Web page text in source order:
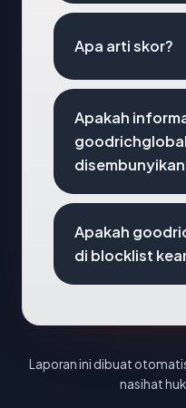
Apa arti skor?
Apakah
Apakah
di blocklist
Laporan ini dibuat
nasihat